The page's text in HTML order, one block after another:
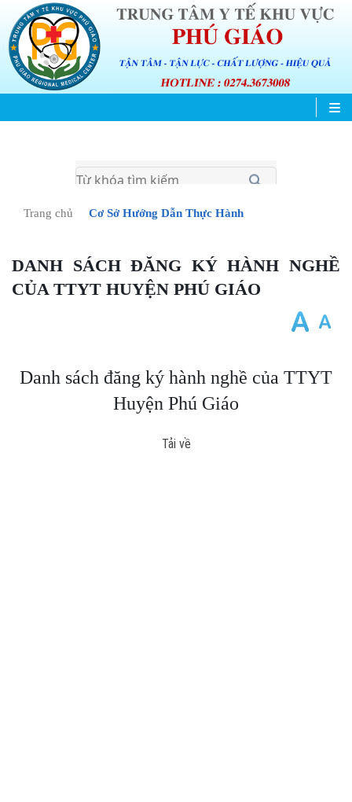
Trang chủ Cơ Sở Hướng Dẫn Thực Hành
DANH SÁCH ĐĂNG KÝ HÀNH NGHỀ
CỦA TTYT HUYỆN PHÚ GIÁO
Danh sách đăng ký hành nghề của TTYT
Huyện Phú Giáo
Tải về